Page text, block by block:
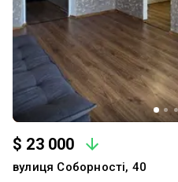
$ 23 000
вулиця Соборності, 40